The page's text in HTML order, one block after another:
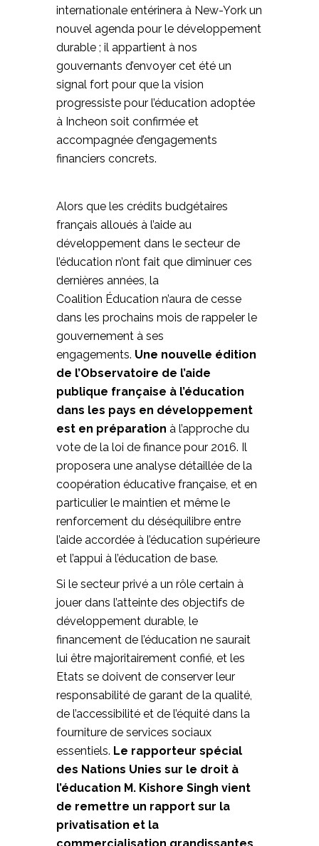
internationale entérinera à New-York un
nouvel agenda pour le développement
durable ; il appartient à nos
gouvernants d’envoyer cet été un
signal fort pour que la vision
progressiste pour l’éducation adoptée
à Incheon soit confirmée et
accompagnée d’engagements
financiers concrets.
Alors que les crédits budgétaires
français alloués à l’aide au
développement dans le secteur de
l’éducation n’ont fait que diminuer ces
dernières années, la
Coalition Éducation n’aura de cesse
dans les prochains mois de rappeler le
gouvernement à ses
engagements. Une nouvelle édition
de l’Observatoire de l’aide
publique française à l’éducation
dans les pays en développement
est en préparation à l’approche du
vote de la loi de finance pour 2016. Il
proposera une analyse détaillée de la
coopération éducative française, et en
particulier le maintien et même le
renforcement du déséquilibre entre
l’aide accordée à l’éducation supérieure
et l’appui à l’éducation de base.
Si le secteur privé a un rôle certain à
jouer dans l’atteinte des objectifs de
développement durable, le
financement de l’éducation ne saurait
lui être majoritairement confié, et les
Etats se doivent de conserver leur
responsabilité de garant de la qualité,
de l’accessibilité et de l’équité dans la
fourniture de services sociaux
essentiels. Le rapporteur spécial
des Nations Unies sur le droit à
l’éducation M. Kishore Singh vient
de remettre un rapport sur la
privatisation et la